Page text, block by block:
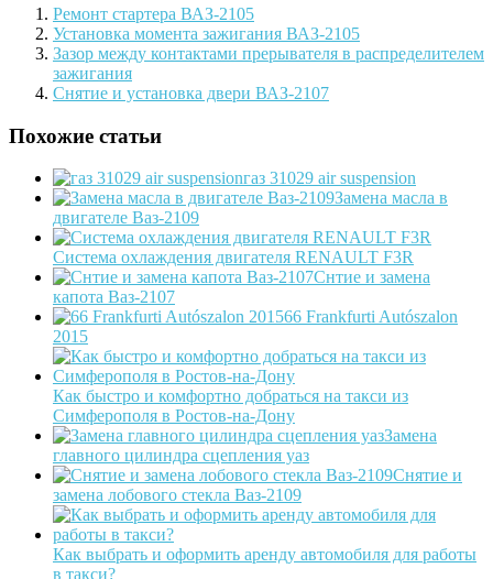
Ремонт стартера ВАЗ-2105
Установка момента зажигания ВАЗ-2105
Зазор между контактами прерывателя в распределителем
зажигания
Снятие и установка двери ВАЗ-2107
Похожие статьи
газ 31029 air suspension
Замена масла в
двигателе Ваз-2109
Система охлаждения двигателя RENAULT F3R
Снтие и замена
капота Ваз-2107
66 Frankfurti Autószalon
2015
Как быстро и комфортно добраться на такси из
Симферополя в Ростов-на-Дону
Замена
главного цилиндра сцепления уаз
Снятие и
замена лобового стекла Ваз-2109
Как выбрать и оформить аренду автомобиля для работы
в такси?